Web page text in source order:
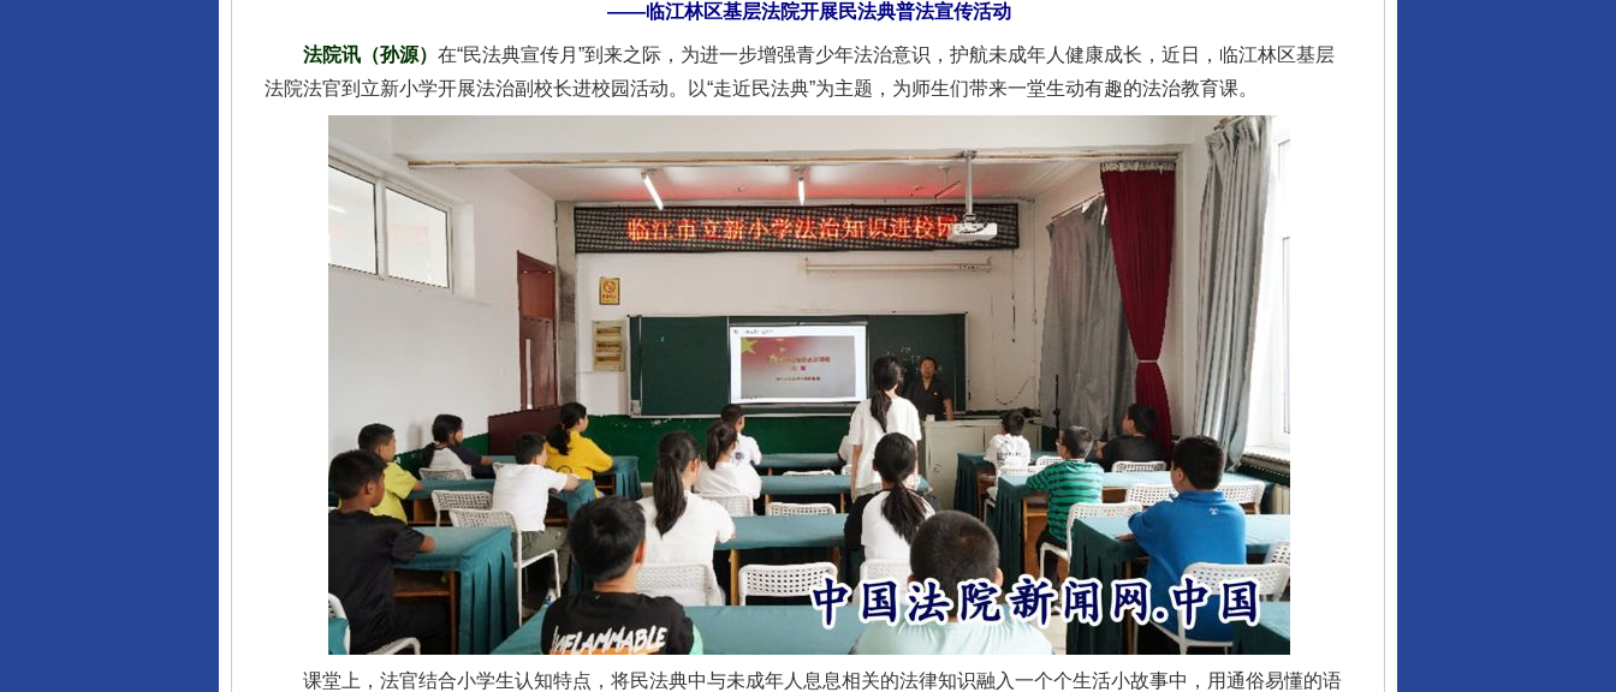
——临江林区基层法院开展民法典普法宣传活动
法院讯（孙源） 在“民法典宣传月”到来之际，为进一步增强青少年法治意识，护航未成年人健康成长，近日，临江林区基层
法院法官到立新小学开展法治副校长进校园活动。以“走近民法典”为主题，为师生们带来一堂生动有趣的法治教育课。
课堂上，法官结合小学生认知特点，将民法典中与未成年人息息相关的法律知识融入一个个生活小故事中，用通俗易懂的语